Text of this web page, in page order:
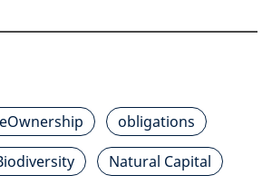
obligations
Natural Capital